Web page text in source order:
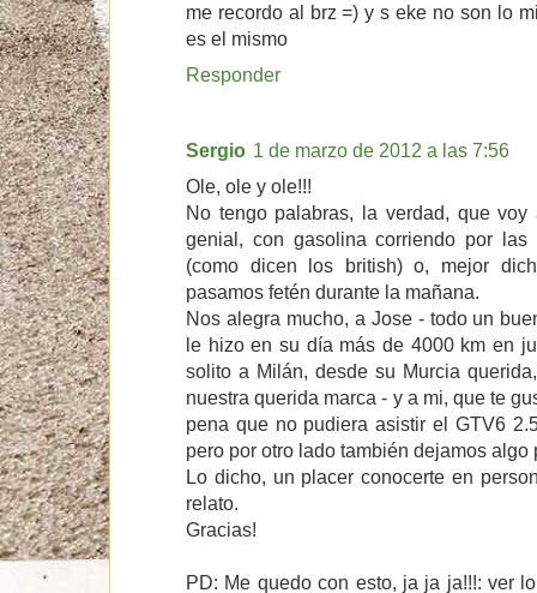
me recordo al brz =) y s eke no son lo
es el mismo
Responder
Sergio 1 de marzo de 2012 a las 7:56
Ole, ole y ole!!!
No tengo palabras, la verdad, que
genial, con gasolina corriendo por las
(como dicen los british) o, mejor
pasamos fetén durante la mañana.
Nos alegra mucho, a Jose - todo un
le hizo en su día más de 4000 km en
solito a Milán, desde su Murcia
nuestra querida marca - y a mi, que te
pena que no pudiera asistir el GTV6
pero por otro lado también dejamos algo
Lo dicho, un placer conocerte en
relato.
Gracias!
PD: Me quedo con esto, ja ja ja!!!: ver